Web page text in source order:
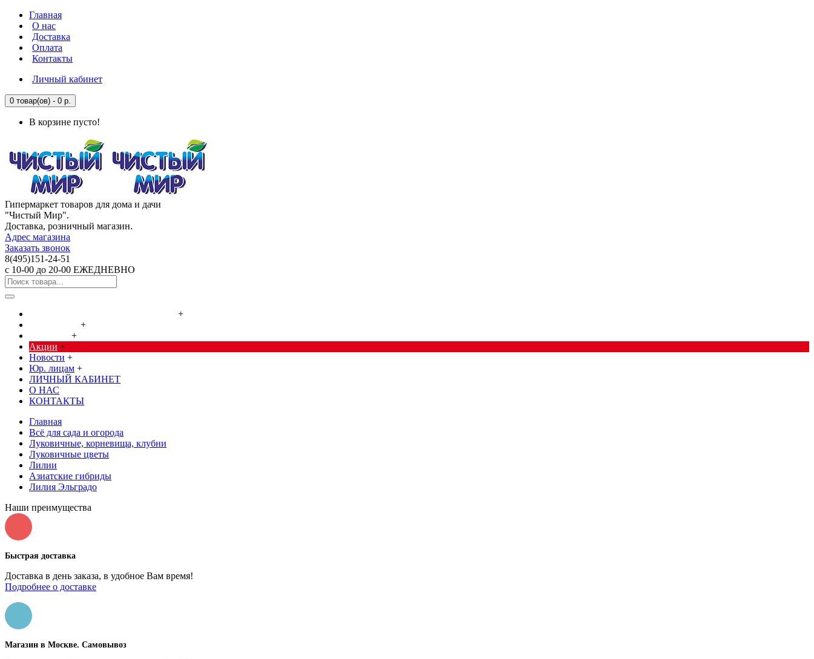
Главная
О нас
Доставка
Оплата
Контакты
Личный кабинет
0 товар(ов) - 0 р.
В корзине пусто!
Гипермаркет товаров для дома и дачи
"Чистый Мир".
Доставка, розничный магазин.
Адрес магазина
Заказать звонок
8(495)151-24-51
с 10-00 до 20-00 ЕЖЕДНЕВНО
+
+
+
Акции +
Новости +
Юр. лицам +
ЛИЧНЫЙ КАБИНЕТ
О НАС
КОНТАКТЫ
Главная
Всё для сада и огорода
Луковичные, корневища, клубни
Луковичные цветы
Лилии
Азиатские гибриды
Лилия Эльградо
Наши преимущества
Быстрая доставка
Доставка в день заказа, в удобное Вам время!
Подробнее о доставке
Магазин в Москве. Самовывоз